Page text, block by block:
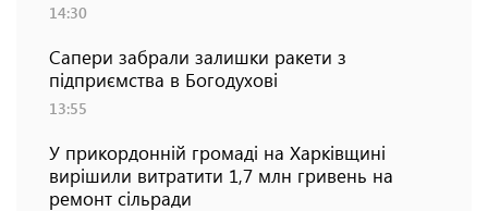
14:30
Сапери забрали залишки ракети з
підприємства в Богодухові
13:55
У прикордонній громаді на Харківщині
вирішили витратити 1,7 млн гривень на
ремонт сільради